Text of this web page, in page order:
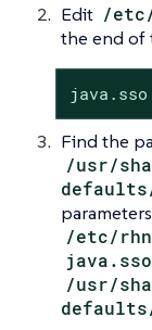
Edit /
the end of
Find the
/usr/
/etc/
java.sso
/usr/